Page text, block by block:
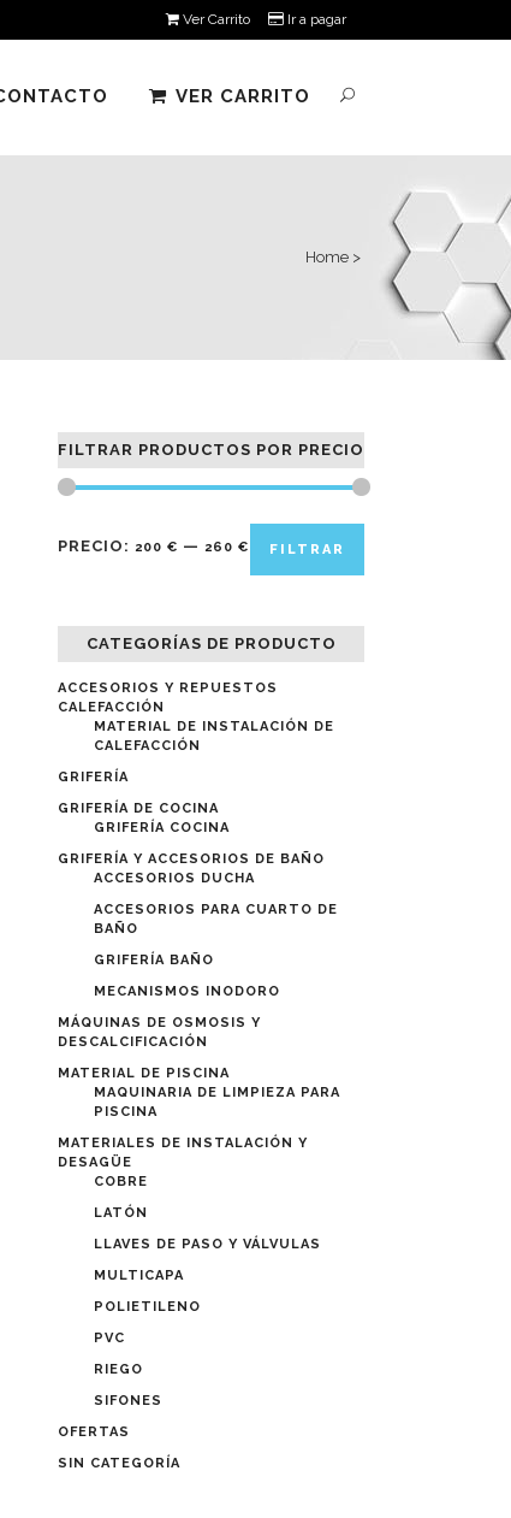
Ver Carrito Ir a pagar
VER CARRITO
Home >
FILTRAR PRODUCTOS POR PRECIO
Precio
Precio
FILTRAR
PRECIO: 200 € — 260 €
CATEGORÍAS DE PRODUCTO
ACCESORIOS Y REPUESTOS
CALEFACCIÓN
MATERIAL DE INSTALACIÓN DE
CALEFACCIÓN
GRIFERÍA
GRIFERÍA DE COCINA
GRIFERÍA COCINA
GRIFERÍA Y ACCESORIOS DE BAÑO
ACCESORIOS DUCHA
ACCESORIOS PARA CUARTO DE
BAÑO
GRIFERÍA BAÑO
MECANISMOS INODORO
MÁQUINAS DE OSMOSIS Y
DESCALCIFICACIÓN
MATERIAL DE PISCINA
MAQUINARIA DE LIMPIEZA PARA
PISCINA
MATERIALES DE INSTALACIÓN Y
DESAGÜE
COBRE
LATÓN
LLAVES DE PASO Y VÁLVULAS
MULTICAPA
POLIETILENO
PVC
RIEGO
SIFONES
OFERTAS
SIN CATEGORÍA